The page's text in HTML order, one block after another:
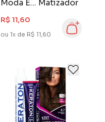
Moda É... Matizador
R$ 11,60
ou 1x de R$ 11,60